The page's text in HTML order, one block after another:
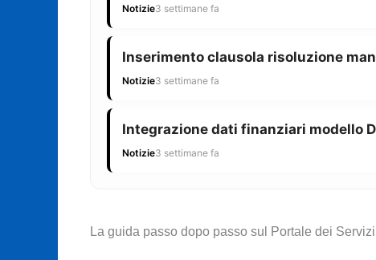
Notizie3 settimane fa
Inserimento clausola risoluzione
Notizie3 settimane fa
Integrazione dati finanziari modello
Notizie3 settimane fa
La guida passo dopo passo sul Portale dei